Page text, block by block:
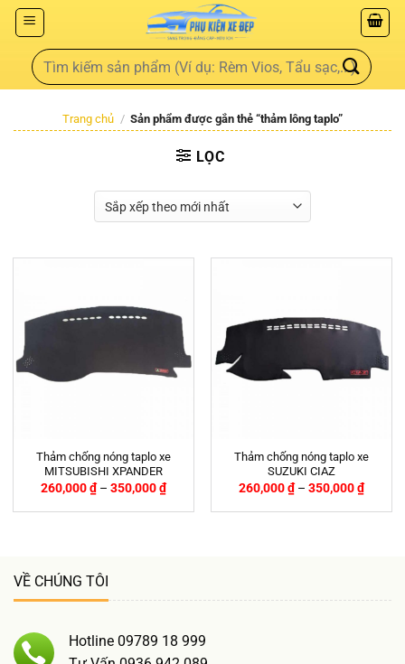
Trang chủ / Sản phẩm được gắn thẻ “thảm lông taplo”
LỌC
Thảm chống nóng taplo xe
MITSUBISHI XPANDER
260,000₫ – 350,000₫
Thảm chống nóng taplo xe
SUZUKI CIAZ
260,000₫ – 350,000₫
VỀ CHÚNG TÔI
Hotline 09789 18 999